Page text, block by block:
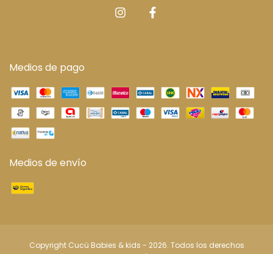
Medios de pago
Medios de envío
Copyright Cucü Babies & kids - 2026. Todos los derechos